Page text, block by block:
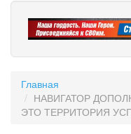
Главная
НАВИГАТОР
ЭТО ТЕРРИТОРИЯ